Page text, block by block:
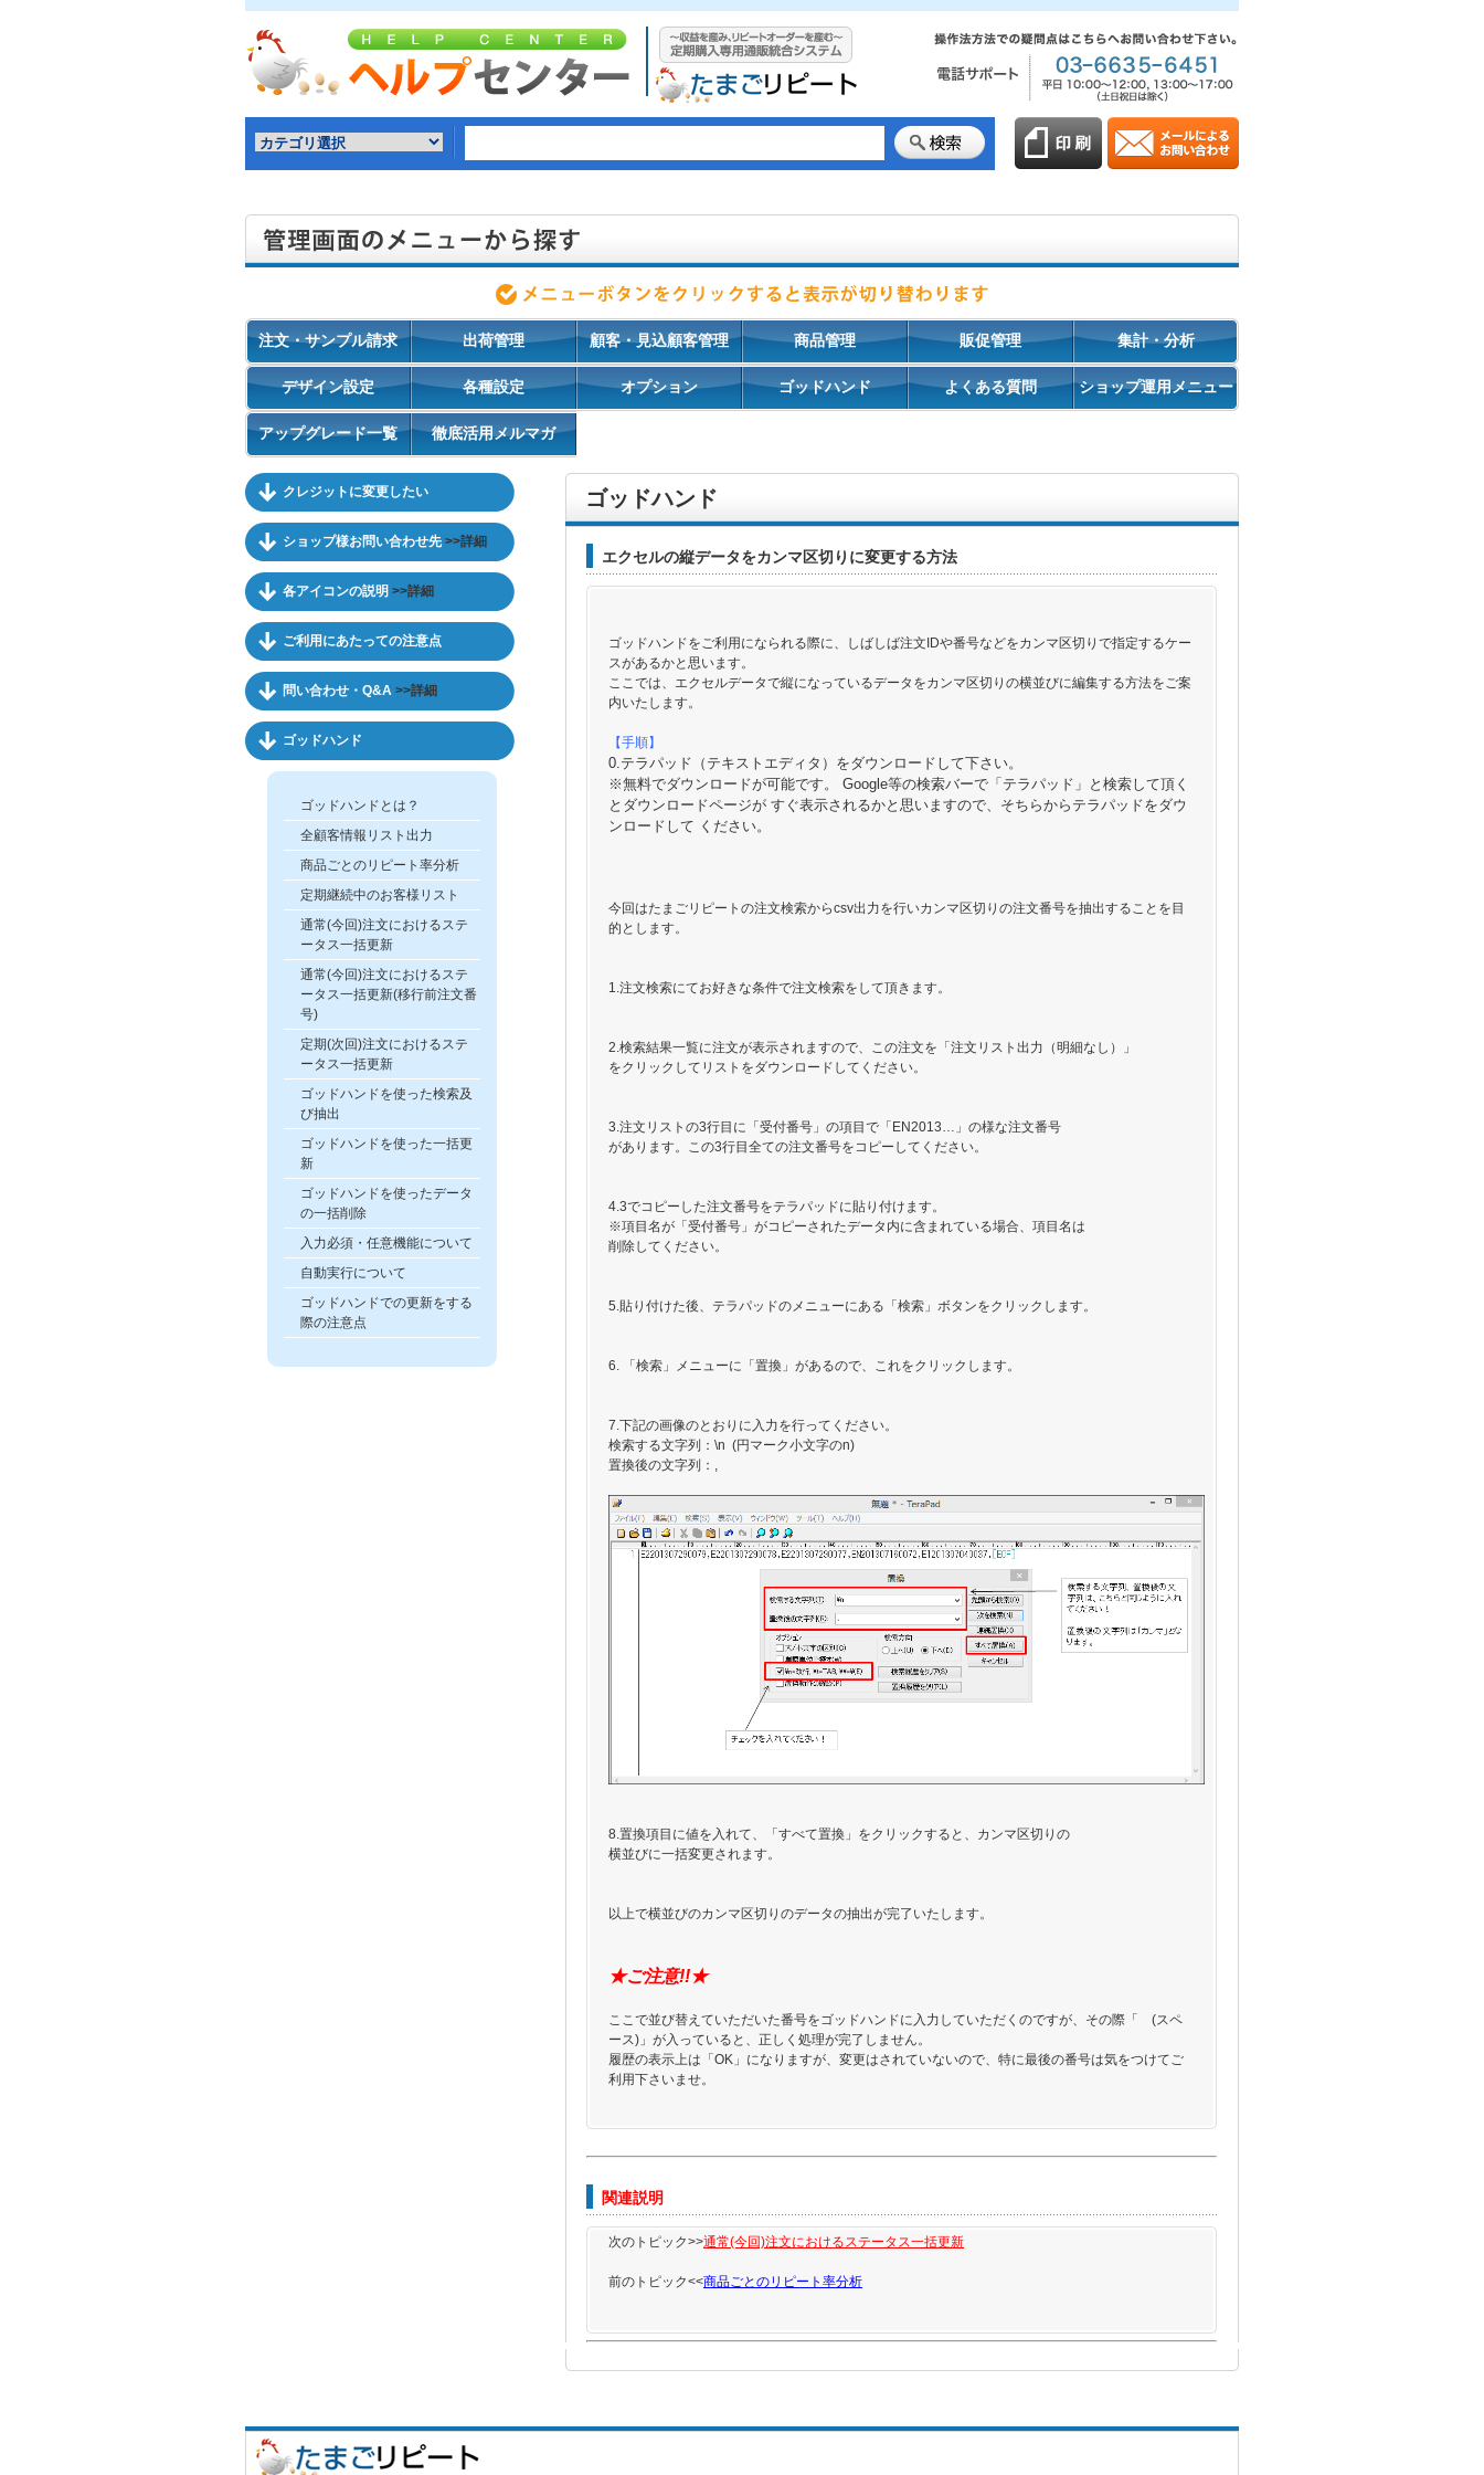
注文・サンプル請求 出荷管理 顧客・見込顧客管理 商品管理 販促管理 集計・分析
デザイン設定 各種設定 オプション ゴッドハンド よくある質問 ショップ運用メニュー
アップグレード一覧 徹底活用メルマガ
クレジットに変更したい
ショップ様お問い合わせ先 >>詳細
各アイコンの説明 >>詳細
ご利用にあたっての注意点
問い合わせ・Q&A >>詳細
ゴッドハンド
ゴッドハンドとは？
全顧客情報リスト出力
商品ごとのリピート率分析
定期継続中のお客様リスト
通常(今回)注文におけるステ
ータス一括更新
通常(今回)注文におけるステ
ータス一括更新(移行前注文番
号)
定期(次回)注文におけるステ
ータス一括更新
ゴッドハンドを使った検索及
び抽出
ゴッドハンドを使った一括更
新
ゴッドハンドを使ったデータ
の一括削除
入力必須・任意機能について
自動実行について
ゴッドハンドでの更新をする
際の注意点
ゴッドハンド
エクセルの縦データをカンマ区切りに変更する方法
ゴッドハンドをご利用になられる際に、しばしば注文IDや番号などをカンマ区切りで指定するケー
スがあるかと思います。
ここでは、エクセルデータで縦になっているデータをカンマ区切りの横並びに編集する方法をご案
内いたします。
【手順】
0.テラパッド（テキストエディタ）をダウンロードして下さい。
※無料でダウンロードが可能です。 Google等の検索バーで「テラパッド」と検索して頂く
とダウンロードページが すぐ表示されるかと思いますので、そちらからテラパッドをダウ
ンロードして ください。
今回はたまごリピートの注文検索からcsv出力を行いカンマ区切りの注文番号を抽出することを目
的とします。
1.注文検索にてお好きな条件で注文検索をして頂きます。
2.検索結果一覧に注文が表示されますので、この注文を「注文リスト出力（明細なし）」
をクリックしてリストをダウンロードしてください。
3.注文リストの3行目に「受付番号」の項目で「EN2013…」の様な注文番号
があります。この3行目全ての注文番号をコピーしてください。
4.3でコピーした注文番号をテラパッドに貼り付けます。
※項目名が「受付番号」がコピーされたデータ内に含まれている場合、項目名は
削除してください。
5.貼り付けた後、テラパッドのメニューにある「検索」ボタンをクリックします。
6. 「検索」メニューに「置換」があるので、これをクリックします。
7.下記の画像のとおりに入力を行ってください。
検索する文字列：\n (円マーク小文字のn)
置換後の文字列：,
8.置換項目に値を入れて、「すべて置換」をクリックすると、カンマ区切りの
横並びに一括変更されます。
以上で横並びのカンマ区切りのデータの抽出が完了いたします。
★ご注意!!★
ここで並び替えていただいた番号をゴッドハンドに入力していただくのですが、その際 「　(スペ
ース)」が入っていると、正しく処理が完了しません。
履歴の表示上は「OK」になりますが、変更はされていないので、特に最後の番号は気をつけてご
利用下さいませ。
関連説明
次のトピック>>通常(今回)注文におけるステータス一括更新
前のトピック<<商品ごとのリピート率分析